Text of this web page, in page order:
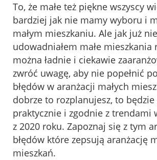
To, że małe też piękne wszyscy
bardziej jak nie mamy wyboru i
małym mieszkaniu. Ale jak już
udowadniałem małe mieszkania
można ładnie i ciekawie
zwróć uwagę, aby nie popełnić
błędów w aranżacji małych
dobrze to rozplanujesz, to będzie
praktycznie i zgodnie z trendami
z 2020 roku. Zapoznaj się z tym
błędów które zepsują aranżację
mieszkań.